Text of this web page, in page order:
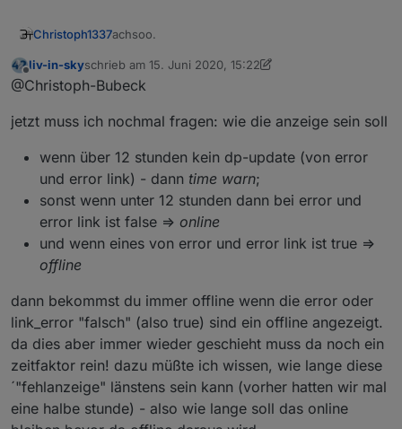
Christoph1337achsoo.
Also für Offline nehme ich
state[state.id=maxcube.*.*.*.error]
state[state.id=maxcube.*.*.*.link_err
state[state.id=maxcube.*.*.*.working]
wenn = false -> Problem vorhanden
Offline
liv-in-skyschrieb am 15. Juni 2020, 15:22
zuletzt editiert von liv-in-sky
@Christoph-Bubeck
jetzt muss ich nochmal fragen: wie die anzeige sein soll
wenn über 12 stunden kein dp-update (von error
und error link) - dann time warn;
sonst wenn unter 12 stunden dann bei error und
error link ist false => online
und wenn eines von error und error link ist true =>
offline
dann bekommst du immer offline wenn die error oder
link_error "falsch" (also true) sind ein offline angezeigt.
da dies aber immer wieder geschieht muss da noch ein
zeitfaktor rein! dazu müßte ich wissen, wie lange diese
´"fehlanzeige" länstens sein kann (vorher hatten wir mal
eine halbe stunde) - also wie lange soll das online